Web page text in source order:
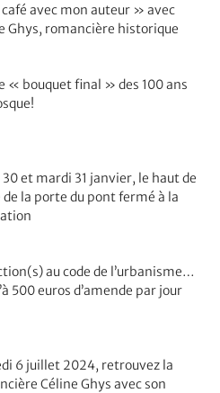
avec mon auteur » avec
Ghys, romancière historique
« bouquet final » des 100 ans
30 et mardi 31 janvier, le haut de
de la porte du pont fermé à la
au code de l’urbanisme…
500 euros d’amende par jour
6 juillet 2024, retrouvez la
Céline Ghys avec son